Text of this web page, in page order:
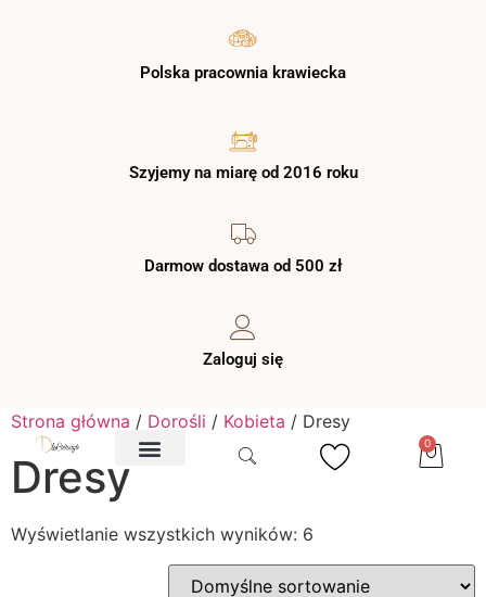
Polska pracownia krawiecka
Szyjemy na miarę od 2016 roku
Darmow dostawa od 500 zł
Zaloguj się
0
Strona główna / Dorośli / Kobieta / Dresy
Dresy
Wyświetlanie wszystkich wyników: 6